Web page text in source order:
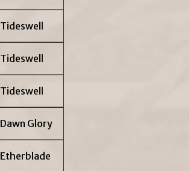
Tideswell
Tideswell
Tideswell
Dawn Glory
Etherblade